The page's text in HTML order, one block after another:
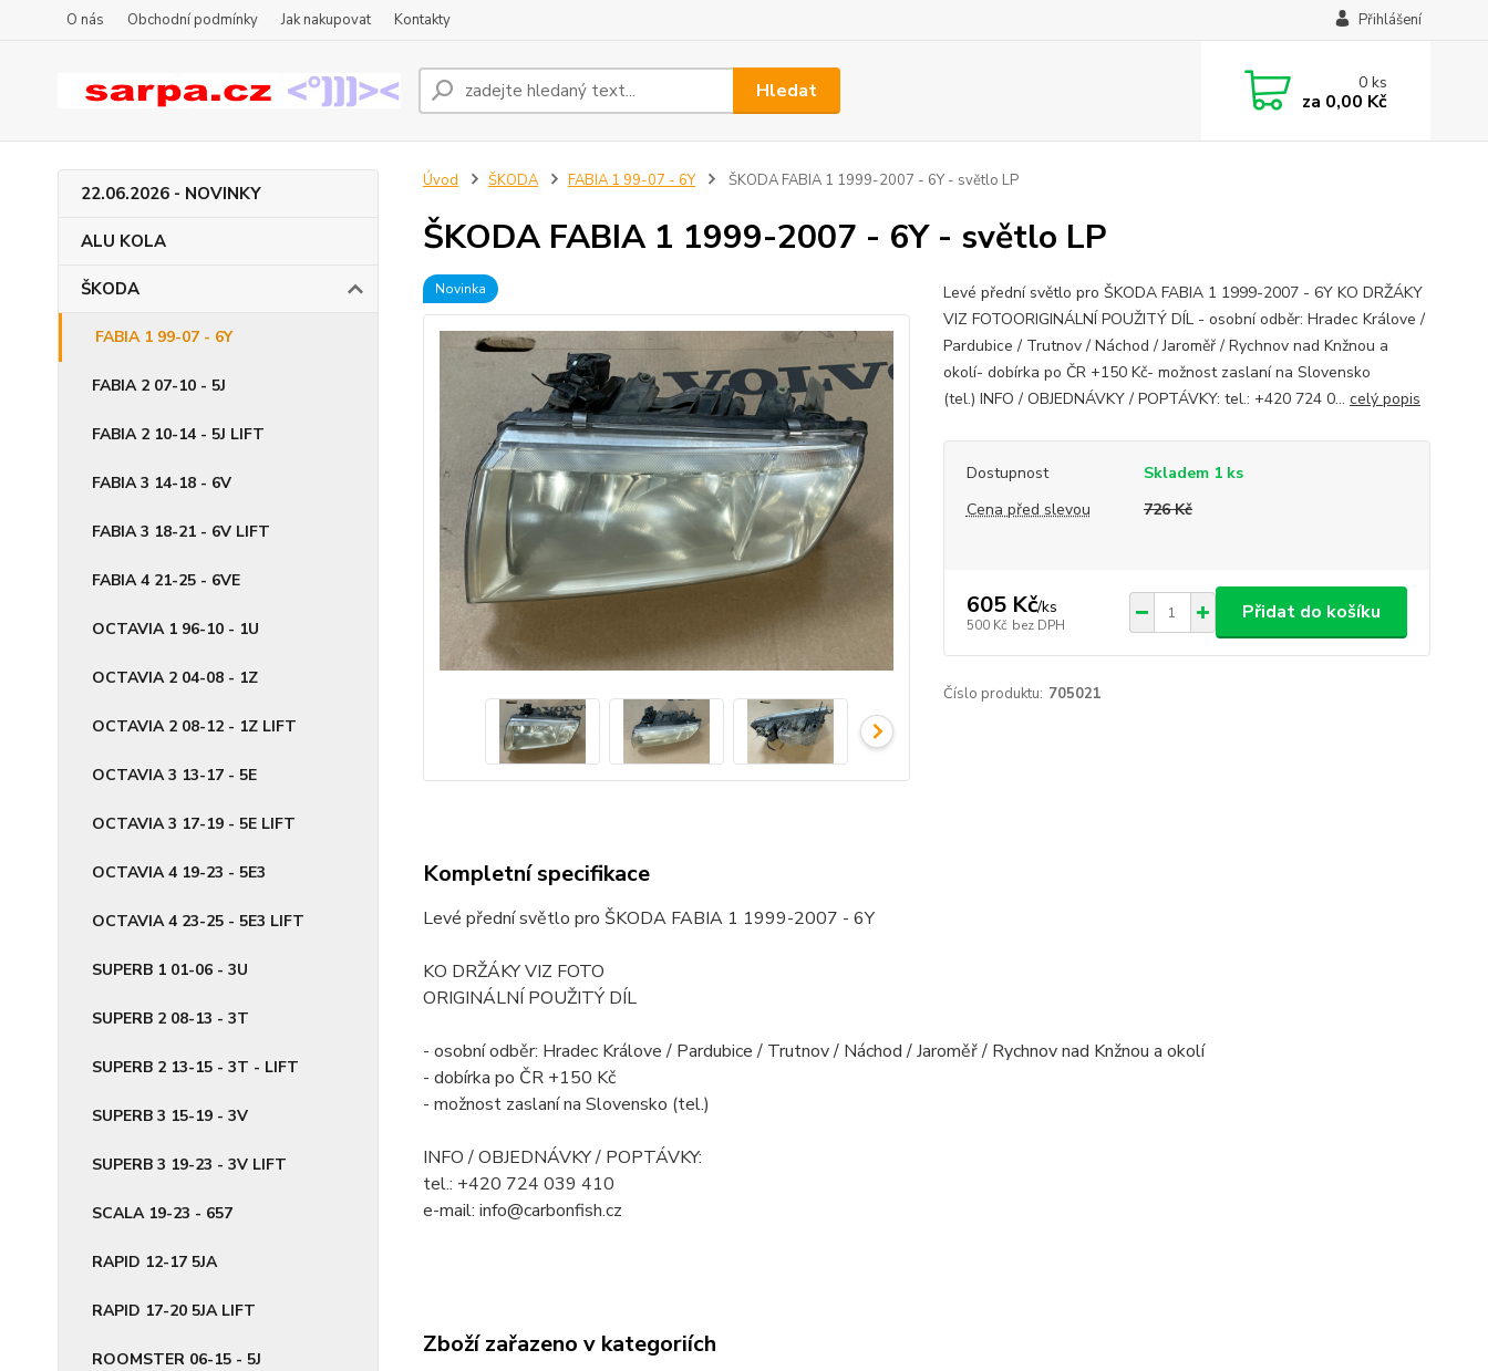
O nás Obchodní podmínky Jak nakupovat Kontakty Přihlášení
Hledat 0ks
za 0,00 Kč
22.06.2026 - NOVINKY
ALU KOLA
ŠKODA
FABIA 1 99-07 - 6Y
FABIA 2 07-10 - 5J
FABIA 2 10-14 - 5J LIFT
FABIA 3 14-18 - 6V
FABIA 3 18-21 - 6V LIFT
FABIA 4 21-25 - 6VE
OCTAVIA 1 96-10 - 1U
OCTAVIA 2 04-08 - 1Z
OCTAVIA 2 08-12 - 1Z LIFT
OCTAVIA 3 13-17 - 5E
OCTAVIA 3 17-19 - 5E LIFT
OCTAVIA 4 19-23 - 5E3
OCTAVIA 4 23-25 - 5E3 LIFT
SUPERB 1 01-06 - 3U
SUPERB 2 08-13 - 3T
SUPERB 2 13-15 - 3T - LIFT
SUPERB 3 15-19 - 3V
SUPERB 3 19-23 - 3V LIFT
SCALA 19-23 - 657
RAPID 12-17 5JA
RAPID 17-20 5JA LIFT
ROOMSTER 06-15 - 5J
Úvod ŠKODA FABIA 1 99-07 - 6Y ŠKODA FABIA 1 1999-2007 - 6Y - světlo LP
ŠKODA FABIA 1 1999-2007 - 6Y - světlo LP
Novinka
Levé přední světlo pro ŠKODA FABIA 1 1999-2007 - 6Y KO DRŽÁKY
VIZ FOTOORIGINÁLNÍ POUŽITÝ DÍL - osobní odběr: Hradec Králove /
Pardubice / Trutnov / Náchod / Jaroměř / Rychnov nad Knžnou a
okolí- dobírka po ČR +150 Kč- možnost zaslaní na Slovensko
(tel.) INFO / OBJEDNÁVKY / POPTÁVKY: tel.: +420 724 0... celý popis
Dostupnost
Skladem 1 ks
Cena před slevou
726 Kč
605 Kč/ks
500 Kč bez DPH
Přidat do košíku
Číslo produktu: 705021
Kompletní specifikace
Levé přední světlo pro ŠKODA FABIA 1 1999-2007 - 6Y
KO DRŽÁKY VIZ FOTO
ORIGINÁLNÍ POUŽITÝ DÍL
- osobní odběr: Hradec Králove / Pardubice / Trutnov / Náchod / Jaroměř / Rychnov nad Knžnou a okolí
- dobírka po ČR +150 Kč
- možnost zaslaní na Slovensko (tel.)
INFO / OBJEDNÁVKY / POPTÁVKY:
tel.: +420 724 039 410
e-mail: info@carbonfish.cz
Zboží zařazeno v kategoriích